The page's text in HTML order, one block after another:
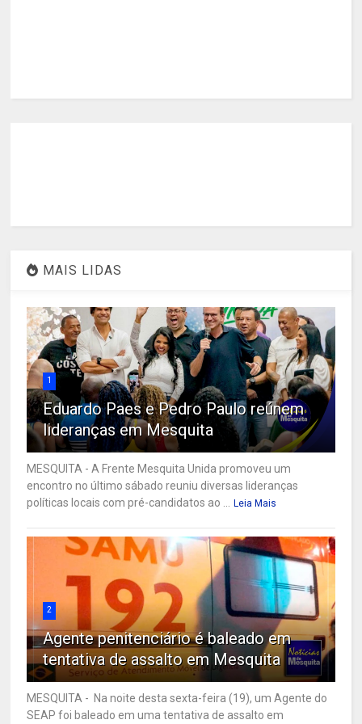
MAIS LIDAS
1
Eduardo Paes e Pedro Paulo reúnem
lideranças em Mesquita
MESQUITA - A Frente Mesquita Unida promoveu um
encontro no último sábado reuniu diversas lideranças
políticas locais com pré-candidatos ao ...
Leia Mais
2
Agente penitenciário é baleado em
tentativa de assalto em Mesquita
MESQUITA - Na noite desta sexta-feira (19), um Agente do
SEAP foi baleado em uma tentativa de assalto em